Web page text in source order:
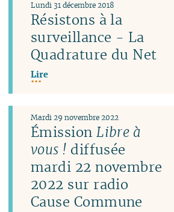
Résistons à la
surveillance - La
Quadrature du Net
Lundi 31 décembre 2018
Lire
ÉmissionLibre à
vous ! diffusée
mardi 22 novembre
2022 sur radio
Cause Commune
Mardi 29 novembre 2022